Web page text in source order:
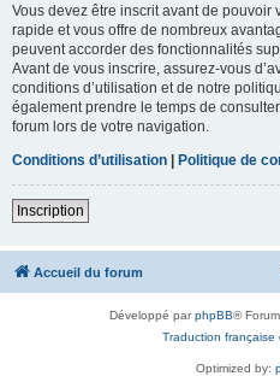
Vous devez être inscrit avant de pouvoir
rapide et vous offre de nombreux
peuvent accorder des fonctionnalités
Avant de vous inscrire, assurez-vous
conditions d’utilisation et de notre
également prendre le temps de
forum lors de votre navigation.
Conditions d’utilisation | Politique de
Inscription
Accueil du forum
Développé parphpBB®
Traduction française
Optimized by: